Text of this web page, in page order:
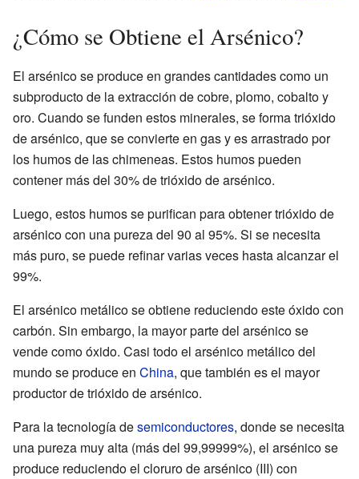
¿Cómo se Obtiene el Arsénico?
El arsénico se produce en grandes cantidades como un
subproducto de la extracción de cobre, plomo, cobalto y
oro. Cuando se funden estos minerales, se forma trióxido
de arsénico, que se convierte en gas y es arrastrado por
los humos de las chimeneas. Estos humos pueden
contener más del 30% de trióxido de arsénico.
Luego, estos humos se purifican para obtener trióxido de
arsénico con una pureza del 90 al 95%. Si se necesita
más puro, se puede refinar varias veces hasta alcanzar el
99%.
El arsénico metálico se obtiene reduciendo este óxido con
carbón. Sin embargo, la mayor parte del arsénico se
vende como óxido. Casi todo el arsénico metálico del
mundo se produce en China, que también es el mayor
productor de trióxido de arsénico.
Para la tecnología desemiconductores, donde se necesita
una pureza muy alta (más del 99,99999%), el arsénico se
produce reduciendo el cloruro de arsénico (III) con